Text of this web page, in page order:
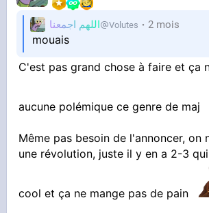
اللهم اجمعنا Volutes 2 mois
mouais
C'est pas grand chose à faire et ça
aucune polémique ce genre de maj
Même pas besoin de l'annoncer, on
une révolution, juste il y en a 2-3
cool et ça ne mange pas de pain